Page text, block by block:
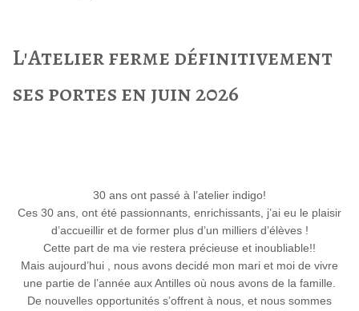
L'Atelier ferme définitivement
ses portes en juin 2026
30 ans ont passé à l’atelier indigo!
Ces 30 ans, ont été passionnants, enrichissants, j’ai eu le plaisir
d’accueillir et de former plus d’un milliers d’élèves !
Cette part de ma vie restera précieuse et inoubliable!!
Mais aujourd’hui , nous avons decidé mon mari et moi de vivre
une partie de l’année aux Antilles où nous avons de la famille.
De nouvelles opportunités s’offrent à nous, et nous sommes